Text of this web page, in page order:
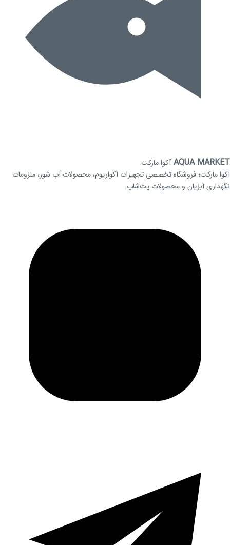
AQUA MARKET آکوا مارکت
آکوا مارکت؛ فروشگاه تخصصی تجهیزات آکواریوم، محصولات آب شور، ملزومات
نگهداری آبزیان و محصولات پت‌شاپ.